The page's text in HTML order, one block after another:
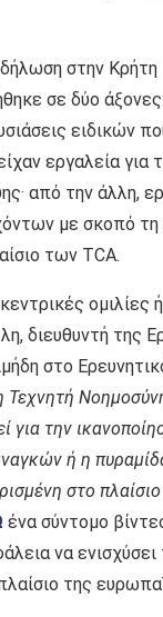
στην Κρήτη
σε δύο
ειδικών
εργαλεία για
από την άλλη,
με σκοπό
των TCA.
ομιλίες
διευθυντή της
στο
για την
ή η
στο
ένα σύντομο
να
της